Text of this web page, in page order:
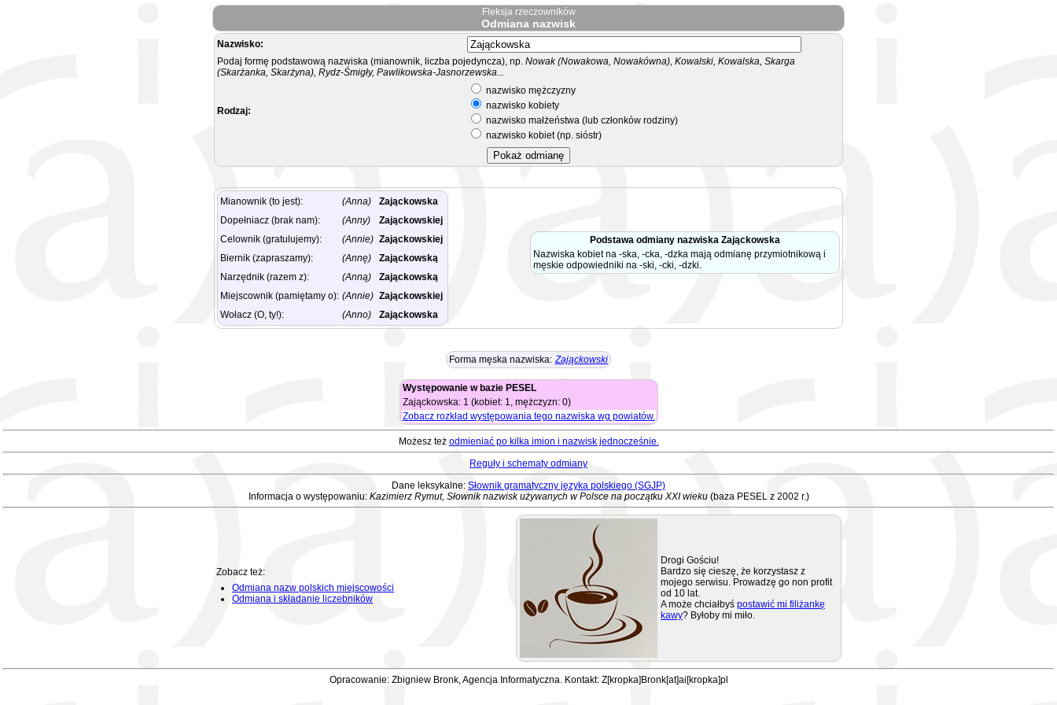
Fleksja rzeczowników
Odmiana nazwisk
Nazwisko:
Podaj formę podstawową nazwiska (mianownik, liczba pojedyncza), np. Nowak (Nowakowa, Nowakówna), Kowalski, Kowalska, Skarga
(Skarżanka, Skarżyna), Rydz-Śmigły, Pawlikowska-Jasnorzewska...
Rodzaj:
nazwisko mężczyzny
nazwisko kobiety
nazwisko małżeństwa (lub członków rodziny)
nazwisko kobiet (np. sióstr)
Mianownik (to jest): (Anna)
Zająckowska
Dopełniacz (brak nam):
(Anny)
Zająckowskiej
Celownik (gratulujemy):
(Annie) Zająckowskiej
Biernik (zapraszamy):
(Annę)
Zająckowską
Narzędnik (razem z):
(Anną)
Zająckowską
Miejscownik (pamiętamy o): (Annie) Zająckowskiej
Wołacz (O, ty!):
(Anno) Zająckowska
Podstawa odmiany nazwiska Zająckowska
Nazwiska kobiet na -ska, -cka, -dzka mają odmianę przymiotnikową i
męskie odpowiedniki na -ski, -cki, -dzki.
Forma męska nazwiska: Zająckowski
Występowanie w bazie PESEL
Zająckowska: 1 (kobiet: 1, mężczyzn: 0)
Zobacz rozkład występowania tego nazwiska wg powiatów.
Możesz też odmieniać po kilka imion i nazwisk jednocześnie.
Reguły i schematy odmiany
Dane leksykalne: Słownik gramatyczny języka polskiego (SGJP)
Informacja o występowaniu: Kazimierz Rymut, Słownik nazwisk używanych w Polsce na początku XXI wieku(baza PESEL z 2002 r.)
Zobacz też:
Odmiana nazw polskich miejscowości
Odmiana i składanie liczebników
Drogi Gościu!
Bardzo się cieszę, że korzystasz z
mojego serwisu. Prowadzę go non profit
od 10 lat.
A może chciałbyś postawić mi filiżankę
kawy? Byłoby mi miło.
Opracowanie: Zbigniew Bronk, Agencja Informatyczna. Kontakt: Z[kropka]Bronk[at]ai[kropka]pl